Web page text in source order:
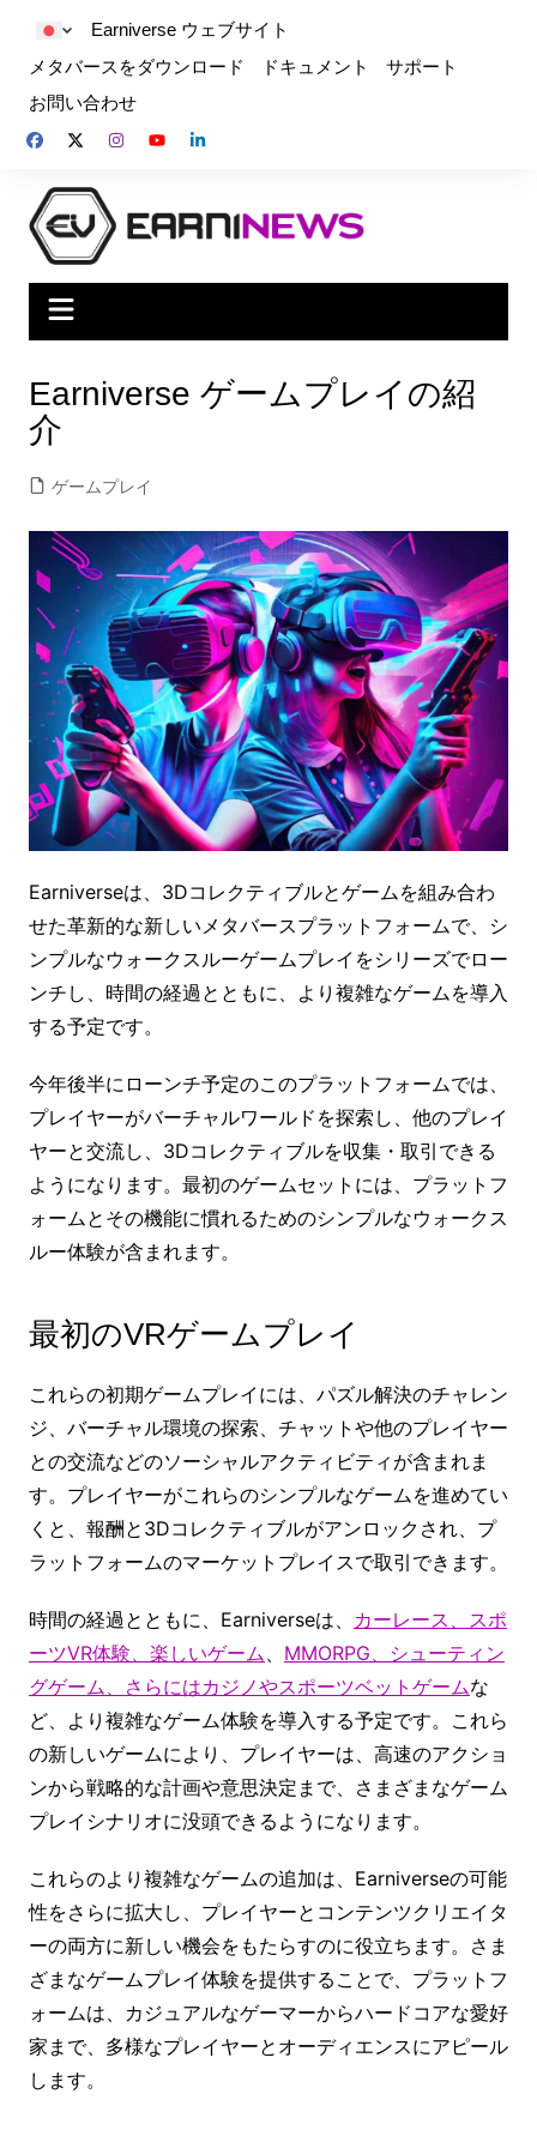
Earniverse ウェブサイト
メタバースをダウンロード
ドキュメント
サポート
お問い合わせ
Earniverse ゲームプレイの紹
介
ゲームプレイ
Earniverseは、3Dコレクティブルとゲームを組み合わ
せた革新的な新しいメタバースプラットフォームで、シ
ンプルなウォークスルーゲームプレイをシリーズでロー
ンチし、時間の経過とともに、より複雑なゲームを導入
する予定です。
今年後半にローンチ予定のこのプラットフォームでは、
プレイヤーがバーチャルワールドを探索し、他のプレイ
ヤーと交流し、3Dコレクティブルを収集・取引できる
ようになります。最初のゲームセットには、プラットフ
ォームとその機能に慣れるためのシンプルなウォークス
ルー体験が含まれます。
最初のVRゲームプレイ
これらの初期ゲームプレイには、パズル解決のチャレン
ジ、バーチャル環境の探索、チャットや他のプレイヤー
との交流などのソーシャルアクティビティが含まれま
す。プレイヤーがこれらのシンプルなゲームを進めてい
くと、報酬と3Dコレクティブルがアンロックされ、プ
ラットフォームのマーケットプレイスで取引できます。
時間の経過とともに、Earniverseは、
カーレース、スポ
ーツVR体験、楽しいゲーム
MMORPG、シューティン
グゲーム、さらにはカジノやスポーツベットゲームな
ど、より複雑なゲーム体験を導入する予定です。これら
の新しいゲームにより、プレイヤーは、高速のアクショ
ンから戦略的な計画や意思決定まで、さまざまなゲーム
プレイシナリオに没頭できるようになります。
これらのより複雑なゲームの追加は、Earniverseの可能
性をさらに拡大し、プレイヤーとコンテンツクリエイタ
ーの両方に新しい機会をもたらすのに役立ちます。さま
ざまなゲームプレイ体験を提供することで、プラットフ
ォームは、カジュアルなゲーマーからハードコアな愛好
家まで、多様なプレイヤーとオーディエンスにアピール
します。